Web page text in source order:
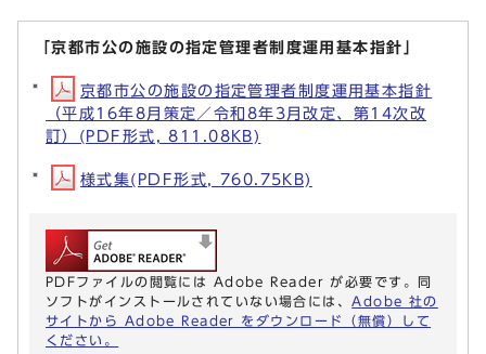
「京都市公の施設の指定管理者制度運用基本指針」
京都市公の施設の指定管理者制度運用基本指針
（平成16年8月策定／令和8年3月改定、第14次改
訂）(PDF形式, 811.08KB)
様式集(PDF形式, 760.75KB)
PDFファイルの閲覧には Adobe Reader が必要です。同
ソフトがインストールされていない場合には、 Adobe 社の
サイトから Adobe Reader をダウンロード（無償）して
ください。